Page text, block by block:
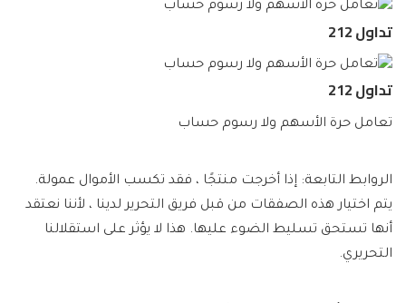
تداول 212
تداول 212
تعامل حرة الأسهم ولا رسوم حساب
الروابط التابعة: إذا أخرجت منتجًا ، فقد تكسب الأموال عمولة.
يتم اختيار هذه الصفقات من قبل فريق التحرير لدينا ، لأننا نعتقد
أنها تستحق تسليط الضوء عليها. هذا لا يؤثر على استقلالنا
التحريري.